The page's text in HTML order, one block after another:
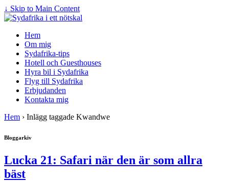
↓ Skip to Main Content
Hem
Om mig
Sydafrika-tips
Hotell och Guesthouses
Hyra bil i Sydafrika
Flyg till Sydafrika
Erbjudanden
Kontakta mig
Hem › Inlägg taggade Kwandwe
Bloggarkiv
Lucka 21: Safari när den är som allra
bäst